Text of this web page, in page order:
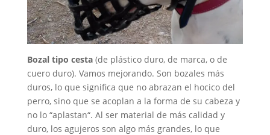
Bozal tipo cesta(de plástico duro, de marca, o de
cuero duro). Vamos mejorando. Son bozales más
duros, lo que significa que no abrazan el hocico del
perro, sino que se acoplan a la forma de su cabeza y
no lo “aplastan“. Al ser material de más calidad y
duro, los agujeros son algo más grandes, lo que